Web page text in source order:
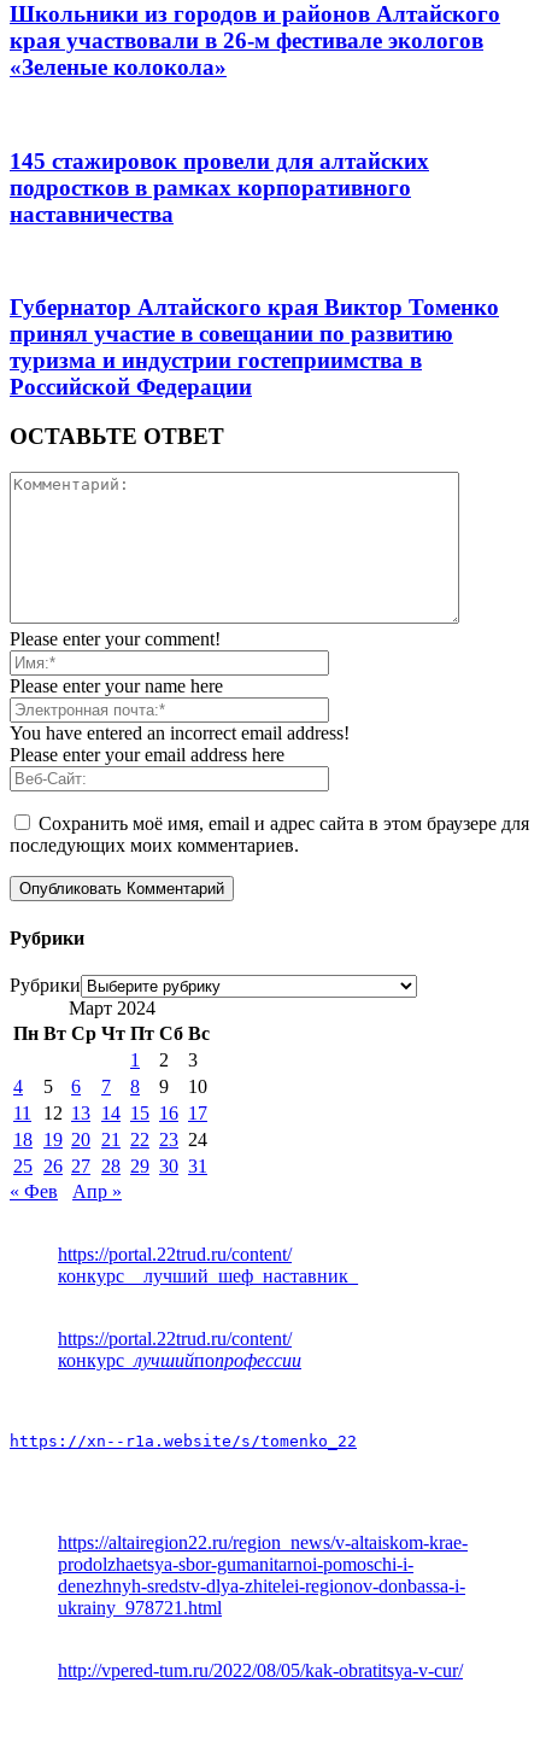
Школьники из городов и районов Алтайского
края участвовали в 26-м фестивале экологов
«Зеленые колокола»
145 стажировок провели для алтайских
подростков в рамках корпоративного
наставничества
Губернатор Алтайского края Виктор Томенко
принял участие в совещании по развитию
туризма и индустрии гостеприимства в
Российской Федерации
ОСТАВЬТЕ ОТВЕТ
Please enter your comment!
Please enter your name here
You have entered an incorrect email address!
Please enter your email address here
Сохранить моё имя, email и адрес сайта в этом браузере для
последующих моих комментариев.
Рубрики
Рубрики
Март 2024
Пн Вт Ср Чт Пт Сб Вс
1
2
3
4
5 6 7 8 9
10
11
12 13 14 15 16 17
18 19 20 21 22 23 24
25 26 27 28 29 30 31
« Фев
Апр »
https://portal.22trud.ru/content/
конкурс__лучший_шеф_наставник_
https://portal.22trud.ru/content/
конкурс _лучшийпопрофессии
https://xn--r1a.website/s/tomenko_22
https://altairegion22.ru/region_news/v-altaiskom-krae-
prodolzhaetsya-sbor-gumanitarnoi-pomoschi-i-
denezhnyh-sredstv-dlya-zhitelei-regionov-donbassa-i-
ukrainy_978721.html
http://vpered-tum.ru/2022/08/05/kak-obratitsya-v-cur/